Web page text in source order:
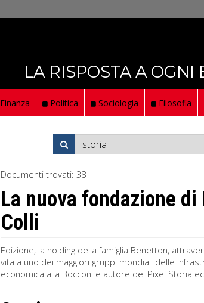
LA RISPOSTA A OGNI
Finanza Politica Sociologia Filosofia
Documenti trovati: 38
La nuova fondazione
Colli
Edizione, la holding della famiglia Benetton,
vita a uno dei maggiori gruppi mondiali delle
economica alla Bocconi e autore del Pixel Storia